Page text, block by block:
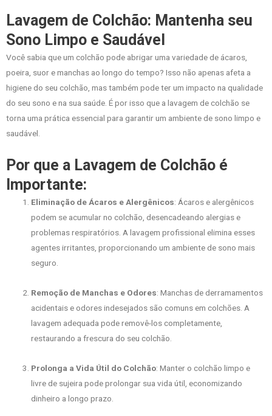
Lavagem de Colchão: Mantenha seu
Sono Limpo e Saudável
Você sabia que um colchão pode abrigar uma variedade de ácaros,
poeira, suor e manchas ao longo do tempo? Isso não apenas afeta a
higiene do seu colchão, mas também pode ter um impacto na qualidade
do seu sono e na sua saúde. É por isso que a lavagem de colchão se
torna uma prática essencial para garantir um ambiente de sono limpo e
saudável.
Por que a Lavagem de Colchão é
Importante:
Eliminação de Ácaros e Alergênicos: Ácaros e alergênicos
podem se acumular no colchão, desencadeando alergias e
problemas respiratórios. A lavagem profissional elimina esses
agentes irritantes, proporcionando um ambiente de sono mais
seguro.
Remoção de Manchas e Odores: Manchas de derramamentos
acidentais e odores indesejados são comuns em colchões. A
lavagem adequada pode removê-los completamente,
restaurando a frescura do seu colchão.
Prolonga a Vida Útil do Colchão: Manter o colchão limpo e
livre de sujeira pode prolongar sua vida útil, economizando
dinheiro a longo prazo.